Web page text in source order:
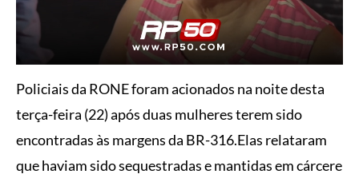
Policiais da RONE foram acionados na noite desta
terça-feira (22) após duas mulheres terem sido
encontradas às margens da BR-316.Elas relataram
que haviam sido sequestradas e mantidas em cárcere